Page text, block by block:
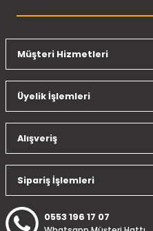
konularda yetersiz
Ürün resmi kalitesiz, bozuk
Ürün açıklamasında eksik
Ürün fiyatı diğer sitelerden
Bu ürüne benzer farklı
Müşteri Hizmetleri
Üyelik İşlemleri
Alışveriş
Sipariş İşlemleri
0553 196 17 07